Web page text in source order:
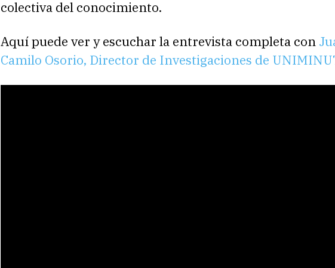
colectiva del conocimiento.
Aquí puede ver y escuchar la entrevista completa con
Camilo Osorio, Director de Investigaciones de